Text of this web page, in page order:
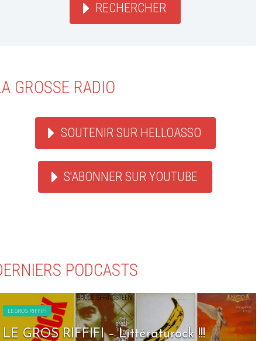
RECHERCHER
GROSSE RADIO
SOUTENIR SUR HELLOASSO
S'ABONNER SUR YOUTUBE
PODCASTS
LE GROS RIFFIFI
LE GROS RIFFIFI – Littératurock !!!